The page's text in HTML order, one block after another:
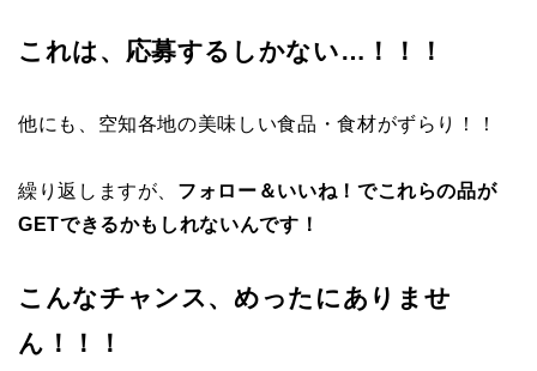
これは、応募するしかない…！！！
他にも、空知各地の美味しい食品・食材がずらり！！
繰り返しますが、 フォロー＆いいね！でこれらの品が
GETできるかもしれないんです！
こんなチャンス、めったにありませ
ん！！！